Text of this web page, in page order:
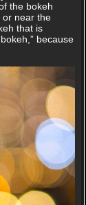
the bokeh
or near the
that is
because